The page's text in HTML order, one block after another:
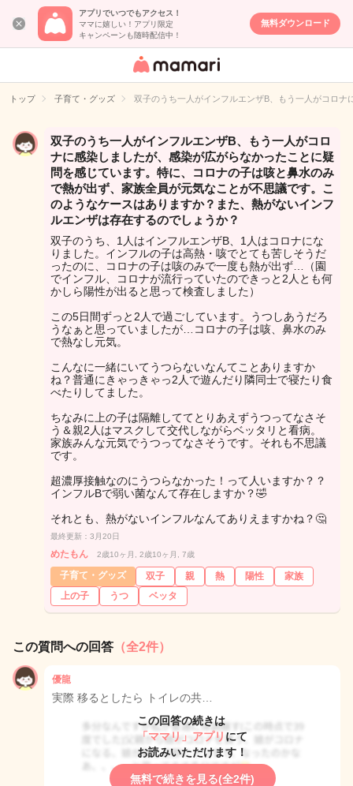
アプリでいつでもアクセス！
ママに嬉しい！アプリ限定
キャンペーンも随時配信中！
無料ダウンロード
女性専用匿名QA
イト
トップ 子育て・グッズ 双子のうち一人がインフルエンザB、もう一人がコロ
双子のうち一人がインフルエンザB、もう一人がコロ
ナに感染しましたが、感染が広がらなかったことに疑
問を感じています。特に、コロナの子は咳と鼻水のみ
で熱が出ず、家族全員が元気なことが不思議です。こ
のようなケースはありますか？また、熱がないインフ
ルエンザは存在するのでしょうか？
双子のうち、1人はインフルエンザB、1人はコロナにな
りました。インフルの子は高熱・咳でとても苦しそうだ
ったのに、コロナの子は咳のみで一度も熱が出ず…（園
でインフル、コロナが流行っていたのできっと2人とも何
かしら陽性が出ると思って検査しました）
この5日間ずっと2人で過ごしています。うつしあうだろ
うなぁと思っていましたが…コロナの子は咳、鼻水のみ
で熱なし元気。
こんなに一緒にいてうつらないなんてことありますか
ね？普通にきゃっきゃっ2人で遊んだり隣同士で寝たり食
べたりしてました。
ちなみに上の子は隔離しててとりあえずうつってなさそ
う＆親2人はマスクして交代しながらベッタリと看病。
家族みんな元気でうつってなさそうです。それも不思議
です。
超濃厚接触なのにうつらなかった！って人いますか？？
インフルBで弱い菌なんて存在しますか？🤣
それとも、熱がないインフルなんてありえますかね？🤔
最終更新：3月20日
めたもん 2歳10ヶ月, 2歳10ヶ月, 7歳
子育て・グッズ 双子 親 熱 陽性
家族
上の子
うつ ベッタ
この質問への回答 （全2件）
優龍
実際 移るとしたら トイレの共…
この回答の続きは
「ママリ」アプリ にて
お読みいただけます！
無料で続きを見る(全2件)